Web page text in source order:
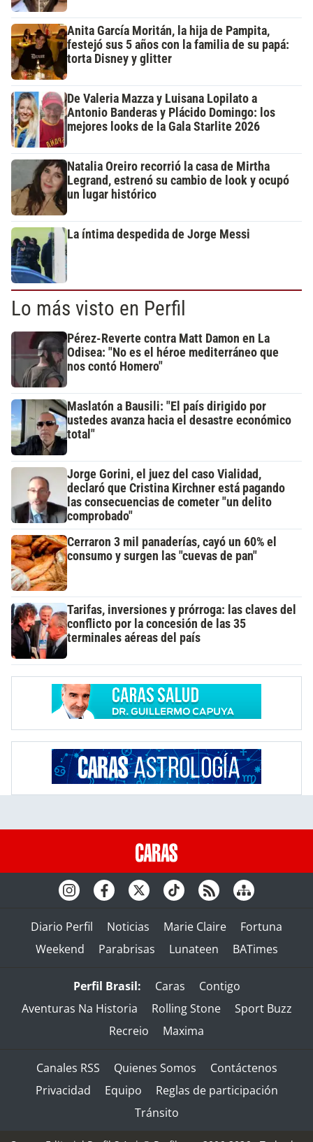
Anita García Moritán, la hija de Pampita,
festejó sus 5 años con la familia de su papá:
torta Disney y glitter
De Valeria Mazza y Luisana Lopilato a
Antonio Banderas y Plácido Domingo: los
mejores looks de la Gala Starlite 2026
Natalia Oreiro recorrió la casa de Mirtha
Legrand, estrenó su cambio de look y ocupó
un lugar histórico
La íntima despedida de Jorge Messi
Lo más visto en Perfil
Pérez-Reverte contra Matt Damon en La
Odisea: "No es el héroe mediterráneo que
nos contó Homero"
Maslatón a Bausili: "El país dirigido por
ustedes avanza hacia el desastre económico
total"
Jorge Gorini, el juez del caso Vialidad,
declaró que Cristina Kirchner está pagando
las consecuencias de cometer "un delito
comprobado"
Cerraron 3 mil panaderías, cayó un 60% el
consumo y surgen las "cuevas de pan"
Tarifas, inversiones y prórroga: las claves del
conflicto por la concesión de las 35
terminales aéreas del país
Diario Perfil Noticias Marie Claire
Fortuna
Weekend
Parabrisas Lunateen BATimes
Perfil Brasil: Caras
Contigo
Aventuras Na Historia
Rolling Stone
Sport Buzz
Recreio
Maxima
Canales RSS Quienes Somos
Contáctenos
Privacidad
Equipo
Reglas de participación
Tránsito